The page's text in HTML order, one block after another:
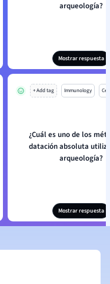
arqueología?
Mostrar respuesta
+ Add tag Immunology
¿Cuál es uno de los
datación absoluta
arqueología?
Mostrar respuesta